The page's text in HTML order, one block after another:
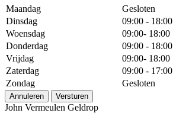
Maandag
Gesloten
Dinsdag
09:00 - 18:00
Woensdag
09:00- 18:00
Donderdag
09:00 - 18:00
Vrijdag
09:00- 18:00
Zaterdag
09:00 - 17:00
Zondag
Gesloten
Annuleren Versturen
John Vermeulen Geldrop